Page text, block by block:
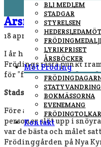
BLI MEDLEM
STADGAR
STYRELSEN
LYRIKPRISET
ÅRSBÖCKER
Möt Fröding
BOKMÄSSORNA
EVENEMANG
Kontakt
You are here: Home
Årsmöte i
18 april, 2022ByFredrik
I år hölls Gustaf
Frödings fasta punkt
för ”fädernestaden” och
Stadsvandring
Före årsmötet hade
personer slöt upp i
var de bästa och målet
Frödinggården på Nya